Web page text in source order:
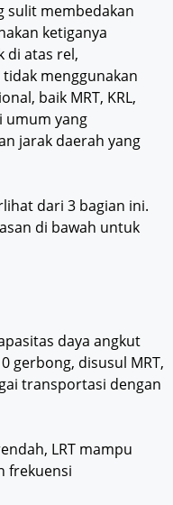
sulit membedakan
ketiganya
di atas rel,
menggunakan
baik MRT, KRL,
umum yang
jarak daerah yang
dari 3 bagian ini.
di bawah untuk
daya angkut
gerbong, disusul MRT,
transportasi dengan
LRT mampu
frekuensi